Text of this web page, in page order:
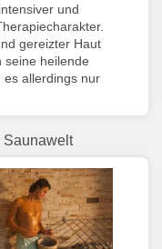
und
gereizter Haut
seine heilende
es allerdings nur
Saunawelt